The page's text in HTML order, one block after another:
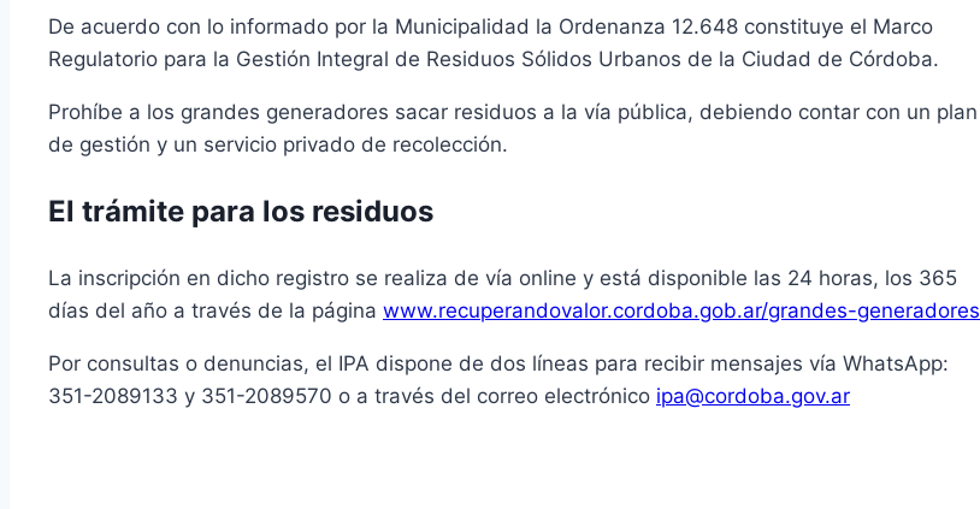
De acuerdo con lo informado por la Municipalidad la Ordenanza 12.648 constituye el Marco
Regulatorio para la Gestión Integral de Residuos Sólidos Urbanos de la Ciudad de Córdoba.
Prohíbe a los grandes generadores sacar residuos a la vía pública, debiendo contar con un plan
de gestión y un servicio privado de recolección.
El trámite para los residuos
La inscripción en dicho registro se realiza de vía online y está disponible las 24 horas, los 365
días del año a través de la página www.recuperandovalor.cordoba.gob.ar/grandes-generadores
Por consultas o denuncias, el IPA dispone de dos líneas para recibir mensajes vía WhatsApp:
351-2089133 y 351-2089570 o a través del correo electrónico ipa@cordoba.gov.ar